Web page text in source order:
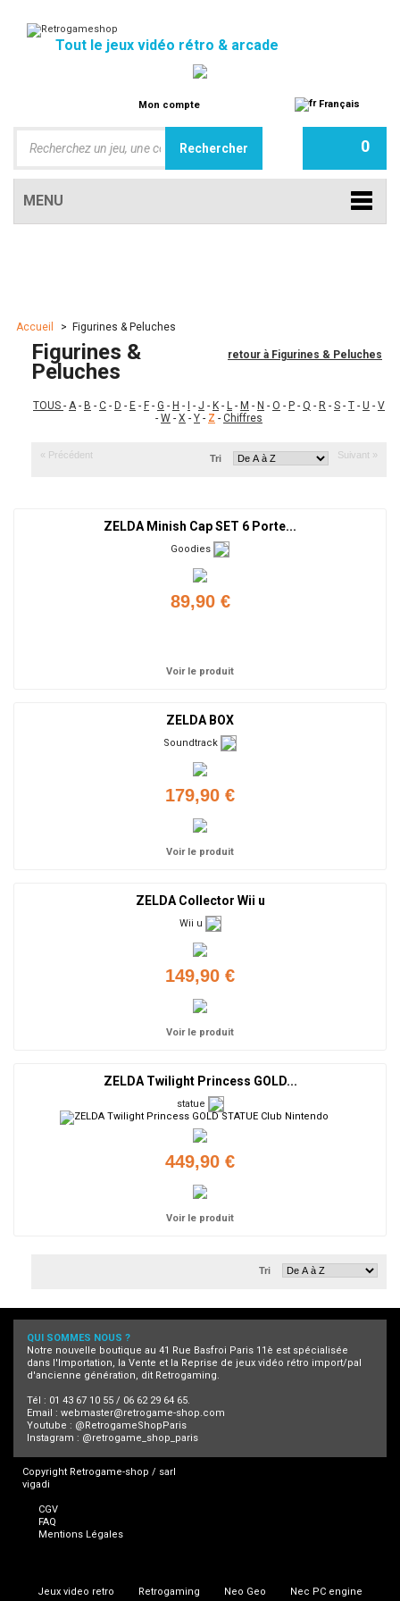
Tout le jeux vidéo rétro & arcade
Mon compte Français
0
MENU
Accueil > Figurines & Peluches
retour à Figurines & Peluches
Figurines &
Peluches
TOUS - A- B - C - D - E - F - G - H - - J - K - L - M - N - O - P - Q - R - S - T - U - V
- W - X - Y - Z - Chiffres
« Précédent Suivant »
Tri
ZELDA Minish Cap SET 6 Porte...
Goodies
89,90 €
Voir le produit
ZELDA BOX
Soundtrack
179,90 €
Voir le produit
ZELDA Collector Wii u
Wii u
149,90 €
Voir le produit
ZELDA Twilight Princess GOLD...
statue
449,90 €
Voir le produit
Tri
QUI SOMMES NOUS ?
Notre nouvelle boutique au 41 Rue Basfroi Paris 11è est spécialisée
dans l'Importation, la Vente et la Reprise de jeux vidéo rétro import/pal
d'ancienne génération, dit Retrogaming.
Tél : 01 43 67 10 55 / 06 62 29 64 65.
Email : webmaster@retrogame-shop.com
Youtube : @RetrogameShopParis
Instagram : @retrogame_shop_paris
Copyright Retrogame-shop / sarl
vigadi
CGV
FAQ
Mentions Légales
Jeux video retro Retrogaming Neo Geo Nec PC engine